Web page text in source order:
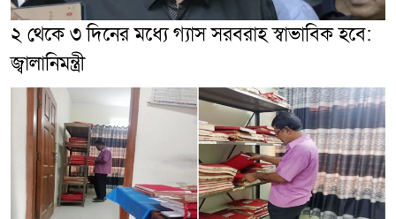
২ থেকে ৩ দিনের মধ্যে গ্যাস সরবরাহ স্বাভাবিক হবে:
জ্বালানিমন্ত্রী